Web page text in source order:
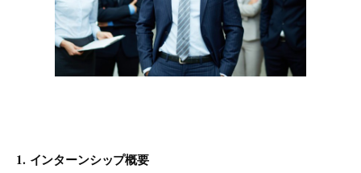
1. インターンシップ概要